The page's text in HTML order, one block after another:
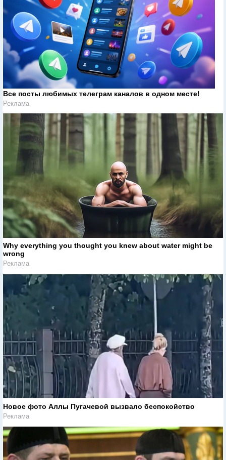
Все посты любимых телеграм каналов в одном месте!
Реклама
Why everything you thought you knew about water might be
wrong
Реклама
Новое фото Аллы Пугачевой вызвало беспокойство
Реклама